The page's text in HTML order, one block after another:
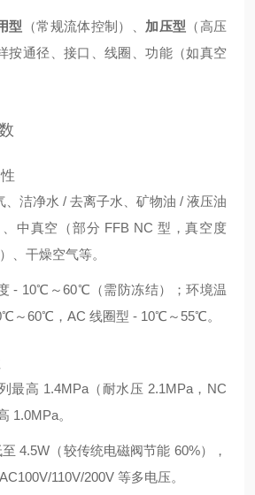
型 （常规流体控制）、 加压型 （高压
按通径、接口、线圈、功能（如真空
、洁净水 / 去离子水、矿物油 / 液压油
、中真空（部分 FFB NC 型，真空度
、干燥空气等。
- 10℃～60℃（需防冻结）；环境温
～60℃，AC 线圈型 - 10℃～55℃。
最高 1.4MPa（耐水压 2.1MPa，NC
1.0MPa。
至 4.5W（较传统电磁阀节能 60%），
110V/200V 等多电压。